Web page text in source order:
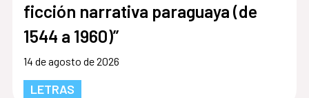
ficción narrativa paraguaya (de
1544 a 1960)”
14 de agosto de 2026
LETRAS